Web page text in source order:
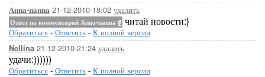
Аппа-паппа 21-12-2010-18:02 удалить
Ответ на комментарий Аппа-паппа # читай новости:}
Обратиться - Ответить - К полной версии
Nellina 21-12-2010-21:24 удалить
удачи:))))))
Обратиться - Ответить - К полной версии